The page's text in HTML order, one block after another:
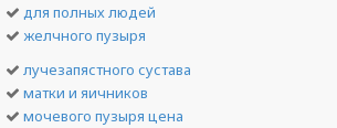
для полных людей
желчного пузыря
лучезапястного сустава
матки и яичников
мочевого пузыря цена